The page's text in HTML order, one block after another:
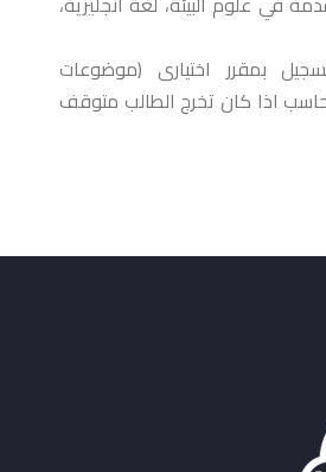
بمقرر اختيارى (موضوعات
اذا كان تخرج الطالب متوقف